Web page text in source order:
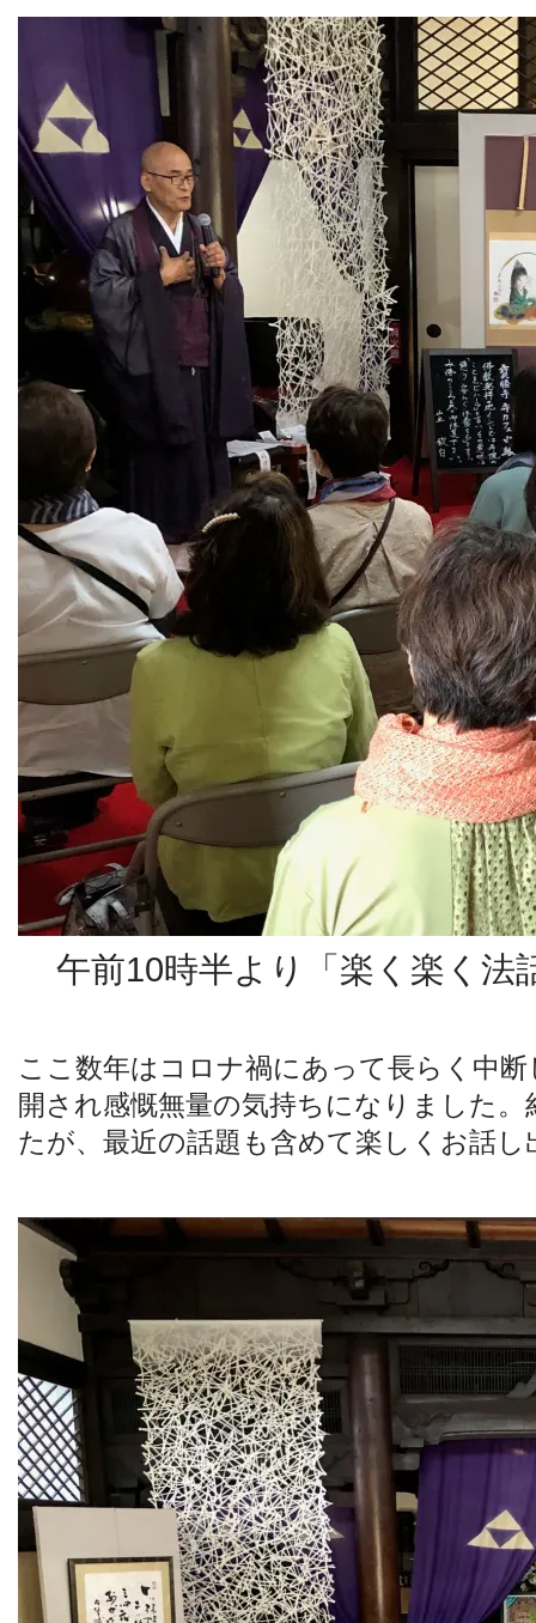
午前10時半より「楽く楽く法
ここ数年はコロナ禍にあって長らく中
開され感慨無量の気持ちになりました
たが、最近の話題も含めて楽しくお話